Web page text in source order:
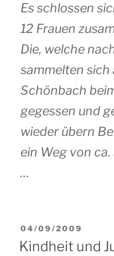
Es schlossen
12 Frauen
Die, welche
sammelten sich
Schönbach
gegessen und
wieder übern
ein Weg von
…
VERÖFFENTLICHT
AM
04/09/2009
Kindheit und